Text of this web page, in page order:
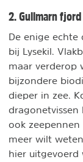
2. Gullmarn fjord
De enige echte
bij Lysekil.
maar verderop
bijzondere
dieper in zee.
dragonetvissen
ook zeepennen
meer wilt
hier uitgevoerd